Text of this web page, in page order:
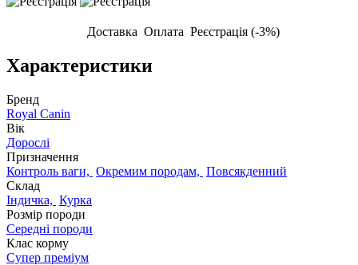
Доставка Оплата Реєстрація (-3%)
Характеристики
Бренд
Royal Canin
Вік
Дорослі
Призначення
Контроль ваги, Окремим породам, Повсякденний
Склад
Індичка, Курка
Розмір породи
Середні породи
Клас корму
Супер преміум